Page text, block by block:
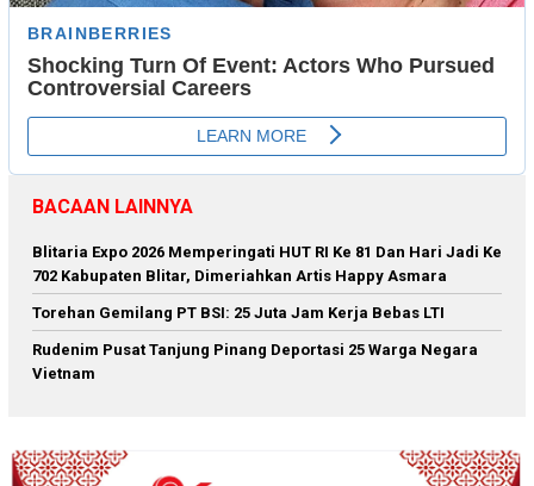
BACAAN LAINNYA
Blitaria Expo 2026 Memperingati HUT RI Ke 81 Dan Hari Jadi Ke
702 Kabupaten Blitar, Dimeriahkan Artis Happy Asmara
Torehan Gemilang PT BSI: 25 Juta Jam Kerja Bebas LTI
Rudenim Pusat Tanjung Pinang Deportasi 25 Warga Negara
Vietnam